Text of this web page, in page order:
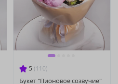
5 (110)
Букет "Пионовое созвучие"